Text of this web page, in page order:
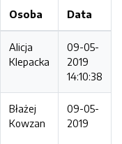
Osoba Data
Alicja
Klepacka
09-05-
2019
14:10:38
Błażej
Kowzan
09-05-
2019